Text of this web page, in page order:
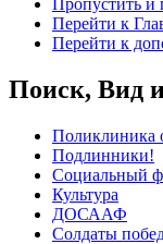
Перейти к
Перейти к
Поиск, Вид
Поликлиника
Подлинники!
Социальный
Культура
ДОСААФ
Солдаты